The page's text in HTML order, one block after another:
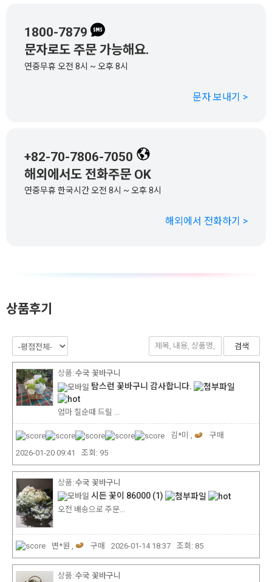
1800-7879
문자로도 주문 가능해요.
연중무휴 오전 8시 ~ 오후 8시
문자 보내기 >
+82-70-7806-7050
해외에서도 전화주문 OK
연중무휴 한국시간 오전 8시 ~ 오후 8시
해외에서 전화하기 >
상품후기